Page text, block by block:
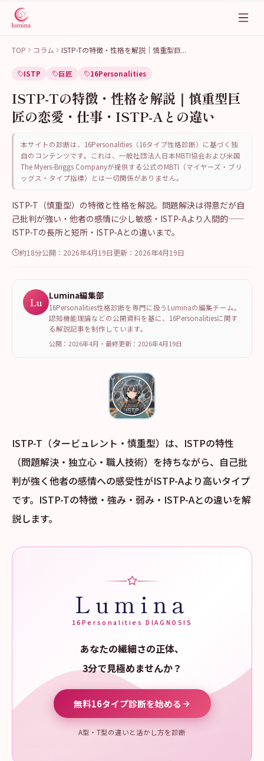
TOP コラム ISTP-Tの特徴・性格を解説｜慎重型巨...
ISTP 巨匠 16Personalities
ISTP-Tの特徴・性格を解説｜慎重型巨
匠の恋愛・仕事・ISTP-Aとの違い
本サイトの診断は、16Personalities（16タイプ性格診断）に基づく独
自のコンテンツです。これは、一般社団法人日本MBTI協会および米国
The Myers-Briggs Companyが提供する公式のMBTI（マイヤーズ・ブリ
ッグス・タイプ指標）とは一切関係がありません。
ISTP-T（慎重型）の特徴と性格を解説。問題解決は得意だが自
己批判が強い・他者の感情に少し敏感・ISTP-Aより人間的——
ISTP-Tの長所と短所・ISTP-Aとの違いまで。
約18分公開： 2026年4月19日更新： 2026年4月19日
Lu Lumina編集部
16Personalities性格診断を専門に扱うLuminaの編集チーム。
認知機能理論などの公開資料を基に、16Personalitiesに関す
る解説記事を制作しています。
公開：2026年4月 ・ 最終更新： 2026年4月19日
ISTP-T（タービュレント・慎重型）は、ISTPの特性
（問題解決・独立心・職人技術）を持ちながら、自己批
判が強く他者の感情への感受性がISTP-Aより高いタイプ
です。ISTP-Tの特徴・強み・弱み・ISTP-Aとの違いを解
説します。
Lumina
16Personalities DIAGNOSIS
あなたの繊細さの正体、
3分で見極めませんか？
無料16タイプ診断を始める
A型・T型の違いと活かし方を診断